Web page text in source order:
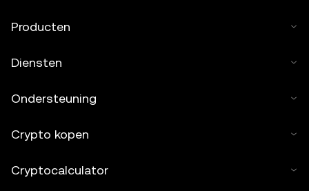
Producten
Diensten
Ondersteuning
Crypto kopen
Cryptocalculator